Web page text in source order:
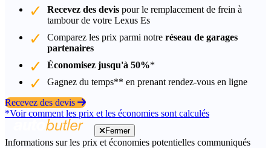
Recevez des devis pour le remplacement de frein à
tambour de votre Lexus Es
Comparez les prix parmi notre réseau de garages
partenaires
Économisez jusqu'à 50%*
Gagnez du temps** en prenant rendez-vous en ligne
Recevez des devis
*Voir comment les prix et les économies sont calculés
Fermer
Informations sur les prix et économies potentielles communiqués